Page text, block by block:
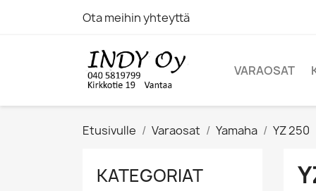
Ota meihin yhteyttä
VARAOSAT
Etusivulle Varaosat Yamaha YZ 250
KATEGORIAT